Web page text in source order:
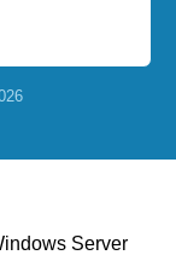
Server